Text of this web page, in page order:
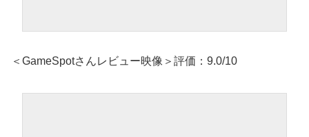
＜GameSpotさんレビュー映像＞評価：9.0/10